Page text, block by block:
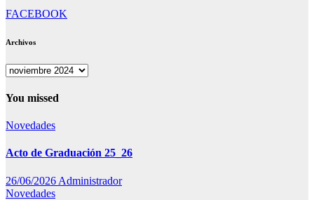
FACEBOOK
Archivos
Archivos
You missed
Novedades
Acto de Graduación 25_26
26/06/2026 Administrador
Novedades